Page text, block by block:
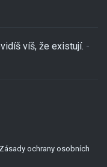
víš, že existují. -
Zásady ochrany osobních